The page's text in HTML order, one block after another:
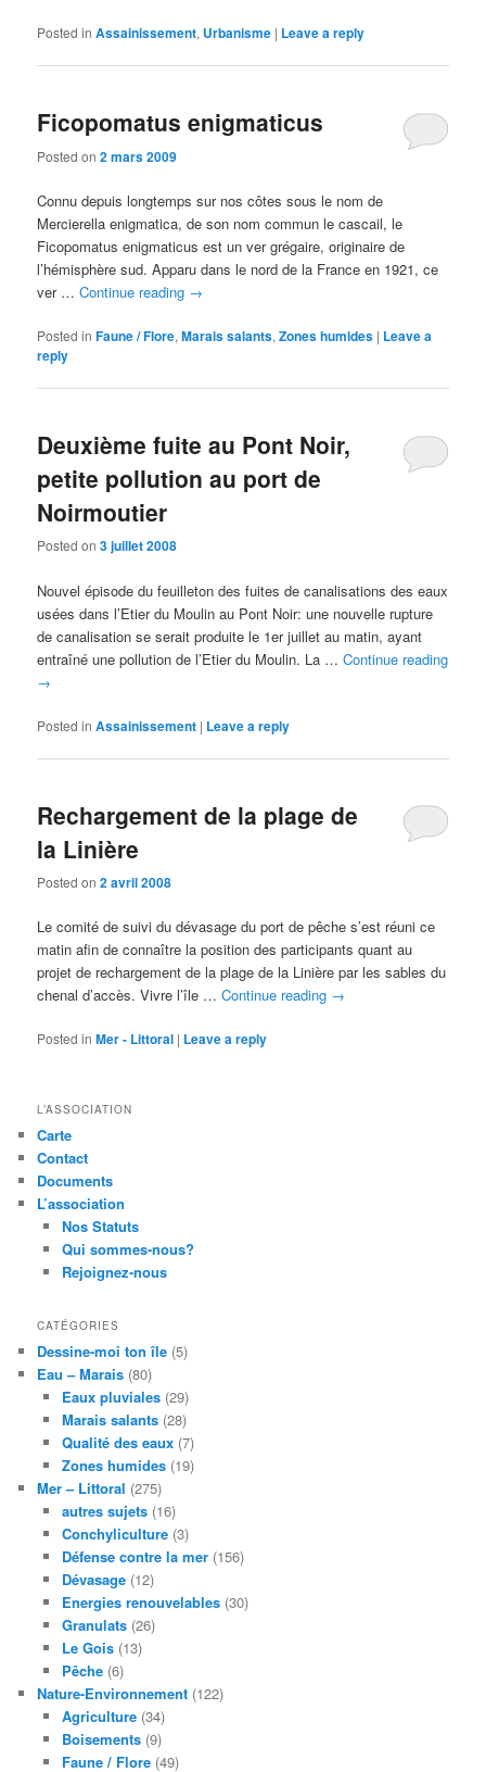
Posted in Assainissement, Urbanisme | Leave a reply
Ficopomatus enigmaticus
Posted on2 mars 2009
Connu depuis longtemps sur nos côtes sous le nom de
Mercierella enigmatica, de son nom commun le cascail, le
Ficopomatus enigmaticus est un ver grégaire, originaire de
l’hémisphère sud. Apparu dans le nord de la France en 1921, ce
ver …Continue reading →
Posted in Faune / Flore,Marais salants,Zones humides | Leave a
reply
Deuxième fuite au Pont Noir,
petite pollution au port de
Noirmoutier
Posted on3 juillet 2008
Nouvel épisode du feuilleton des fuites de canalisations des eaux
usées dans l’Etier du Moulin au Pont Noir: une nouvelle rupture
de canalisation se serait produite le 1er juillet au matin, ayant
entraîné une pollution de l’Etier du Moulin. La …Continue reading
→
Posted in Assainissement | Leave a reply
Rechargement de la plage de
la Linière
Posted on2 avril 2008
Le comité de suivi du dévasage du port de pêche s’est réuni ce
matin afin de connaître la position des participants quant au
projet de rechargement de la plage de la Linière par les sables du
chenal d’accès. Vivre l’île …Continue reading →
Posted in Mer - Littoral | Leave a reply
L’ASSOCIATION
Carte
Contact
Documents
L’association
Nos Statuts
Qui sommes-nous?
Rejoignez-nous
CATÉGORIES
Dessine-moi ton île (5)
Eau – Marais (80)
Eaux pluviales(29)
Marais salants(28)
Qualité des eaux(7)
Zones humides(19)
Mer – Littoral (275)
autres sujets(16)
Conchyliculture(3)
Défense contre la mer(156)
Dévasage(12)
Energies renouvelables(30)
Granulats(26)
Le Gois(13)
Pêche(6)
Nature-Environnement (122)
Agriculture(34)
Boisements(9)
Faune / Flore(49)